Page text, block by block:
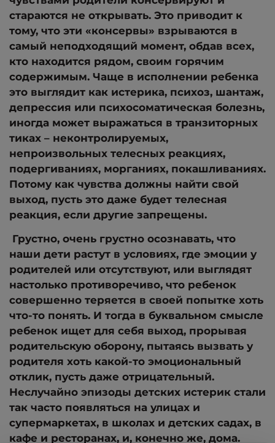
стараются не открывать. Это приводит к
тому, что эти «консервы» взрываются в
самый неподходящий момент, обдав всех,
кто находится рядом, своим горячим
содержимым. Чаще в исполнении ребенка
это выглядит как истерика, психоз, шантаж,
депрессия или психосоматическая болезнь,
иногда может выражаться в транзиторных
тиках – неконтролируемых,
непроизвольных телесных реакциях,
подергиваниях, морганиях, покашливаниях.
Потому как чувства должны найти свой
выход, пусть это даже будет телесная
реакция, если другие запрещены.
Грустно, очень грустно осознавать, что
наши дети растут в условиях, где эмоции у
родителей или отсутствуют, или выглядят
настолько противоречиво, что ребенок
совершенно теряется в своей попытке хоть
что-то понять. И тогда в буквальном смысле
ребенок ищет для себя выход, прорывая
родительскую оборону, пытаясь вызвать у
родителя хоть какой-то эмоциональный
отклик, пусть даже отрицательный.
Неслучайно эпизоды детских истерик стали
так часто появляться на улицах и
супермаркетах, в школах и детских садах, в
кафе и ресторанах, и, конечно же, дома.